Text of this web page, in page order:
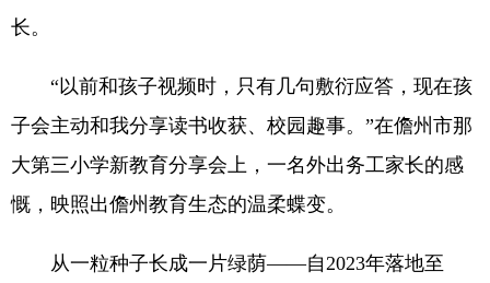
长。
“以前和孩子视频时，只有几句敷衍应答，现在孩
子会主动和我分享读书收获、校园趣事。”在儋州市那
大第三小学新教育分享会上，一名外出务工家长的感
慨，映照出儋州教育生态的温柔蝶变。
从一粒种子长成一片绿荫——自2023年落地至